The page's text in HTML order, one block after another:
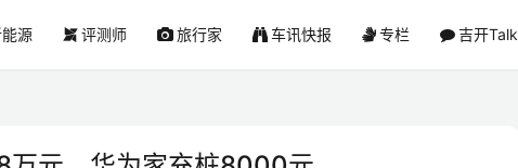
源 评测师 旅行家 车讯快报 专栏 吉开Talk